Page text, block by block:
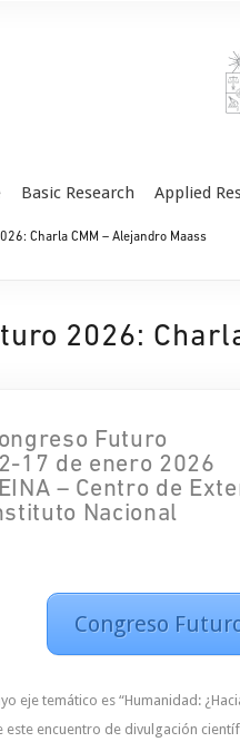
Basic Research Applied
Charla CMM – Alejandro Maass
2026:
Futuro
17 de enero 2026
– Centro de
Nacional
Congreso
eje temático es “Humanidad:
encuentro de divulgación